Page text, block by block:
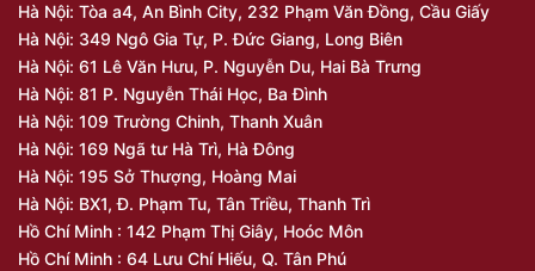
Hà Nội: Tòa a4, An Bình City, 232 Phạm Văn Đồng, Cầu Giấy
Hà Nội: 349 Ngô Gia Tự, P. Đức Giang, Long Biên
Hà Nội: 61 Lê Văn Hưu, P. Nguyễn Du, Hai Bà Trưng
Hà Nội: 81 P. Nguyễn Thái Học, Ba Đình
Hà Nội: 109 Trường Chinh, Thanh Xuân
Hà Nội: 169 Ngã tư Hà Trì, Hà Đông
Hà Nội: 195 Sở Thượng, Hoàng Mai
Hà Nội: BX1, Đ. Phạm Tu, Tân Triều, Thanh Trì
Hồ Chí Minh : 142 Phạm Thị Giây, Hoóc Môn
Hồ Chí Minh : 64 Lưu Chí Hiếu, Q. Tân Phú